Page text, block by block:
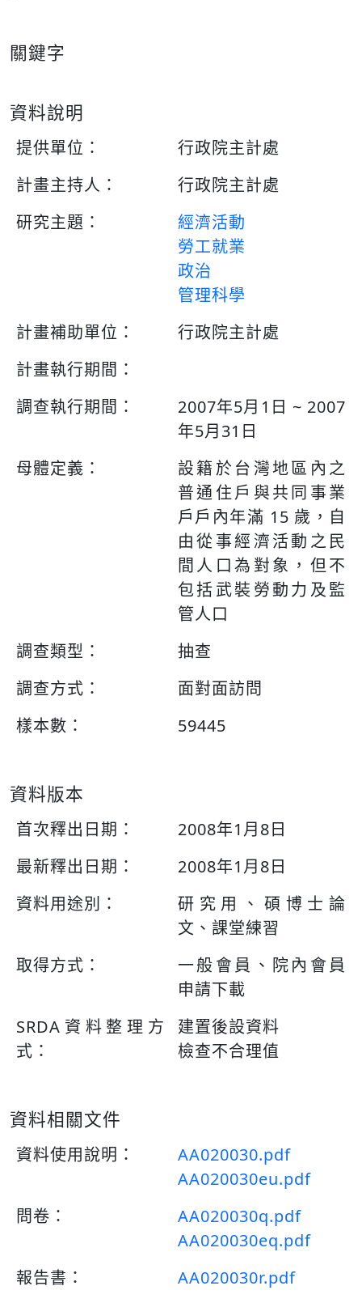
關鍵字
資料說明
提供單位：
行政院主計處
計畫主持人：
行政院主計處
研究主題：
經濟活動
勞工就業
政治
管理科學
計畫補助單位：
行政院主計處
計畫執行期間：
調查執行期間：
2007年5月1日 ~ 2007
年5月31日
母體定義：
設籍於台灣地區內之
普通住戶與共同事業
戶戶內年滿 15 歲，自
由從事經濟活動之民
間人口為對象，但不
包括武裝勞動力及監
管人口
調查類型：
抽查
調查方式：
面對面訪問
樣本數：
59445
資料版本
首次釋出日期：
2008年1月8日
最新釋出日期：
2008年1月8日
資料用途別：
研究用、碩博士論
文、課堂練習
取得方式：
一般會員、院內會員
申請下載
SRDA資料整理方
式：
建置後設資料
檢查不合理值
資料相關文件
資料使用說明：
AA020030.pdf
AA020030eu.pdf
問卷：
AA020030q.pdf
AA020030eq.pdf
報告書：
AA020030r.pdf